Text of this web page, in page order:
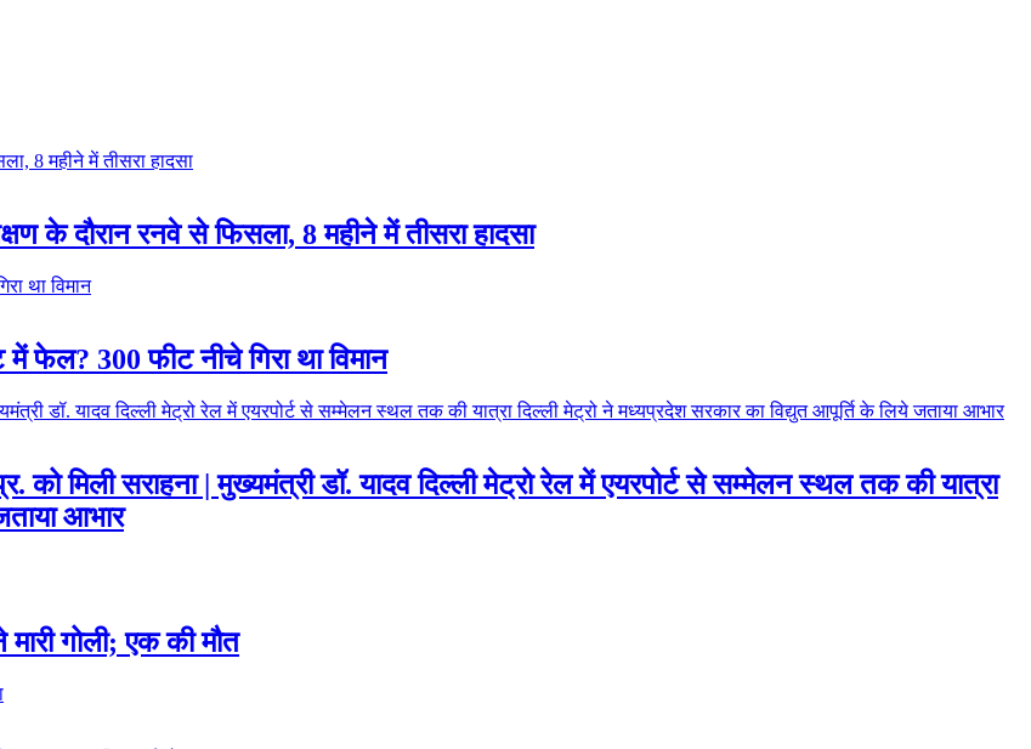
के दौरान रनवे से फिसला, 8 महीने में तीसरा हादसा
फेल? 300 फीट नीचे गिरा था विमान
को मिली सराहना | मुख्यमंत्री डॉ. यादव दिल्ली मेट्रो रेल में एयरपोर्ट से सम्मेलन स्थल तक की यात्रा
आभार
गोली; एक की मौत